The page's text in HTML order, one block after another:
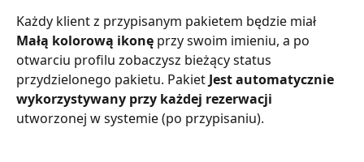
Każdy klient z przypisanym pakietem będzie miał
Małą kolorową ikonę przy swoim imieniu, a po
otwarciu profilu zobaczysz bieżący status
przydzielonego pakietu. Pakiet Jest automatycznie
wykorzystywany przy każdej rezerwacji
utworzonej w systemie (po przypisaniu).